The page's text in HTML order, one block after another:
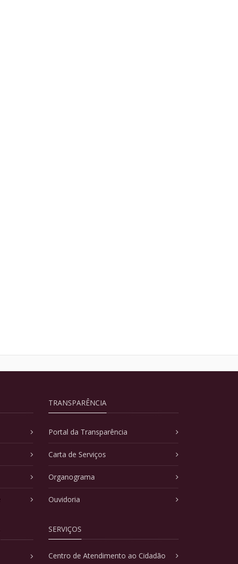
TRANSPARÊNCIA
Portal da Transparência
Carta de Serviços
Organograma
Ouvidoria
SERVIÇOS
Centro de Atendimento ao Cidadão